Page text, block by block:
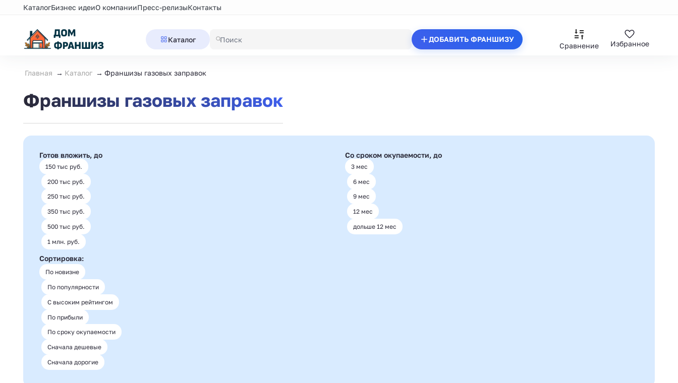
КаталогБизнес идеиО компанииПресс-релизыКонтакты
Каталог ДОБАВИТЬ ФРАНШИЗУ
Сравнение Избранное
Главная Каталог Франшизы газовых заправок
Франшизы газовых заправок
Готов вложить, до
150 тыс руб.
200 тыс руб.
250 тыс руб.
350 тыс руб.
500 тыс руб.
1 млн. руб.
Со сроком окупаемости, до
3 мес
6 мес
9 мес
12 мес
дольше 12 мес
Сортировка:
По новизне
По популярности
С высоким рейтингом
По прибыли
По сроку окупаемости
Сначала дешевые
Сначала дорогие